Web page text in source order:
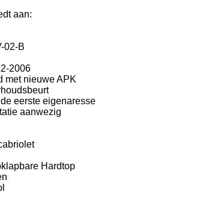
aan:
02-B
2006
met nieuwe APK
eerste eigenaresse
aanwezig
Hardtop